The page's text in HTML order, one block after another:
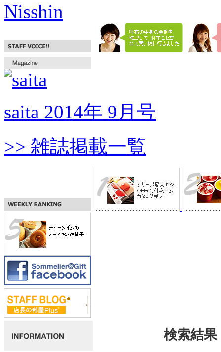
Nisshin
saita 2014年 9月号
>> 雑誌掲載一覧
検索結果